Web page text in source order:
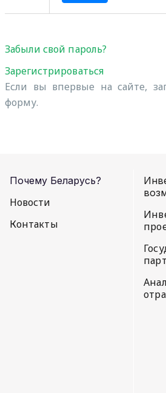
Забыли свой пароль?
Зарегистрироваться
Если вы впервые на сайте,
форму.
Почему Беларусь?
Новости
Контакты